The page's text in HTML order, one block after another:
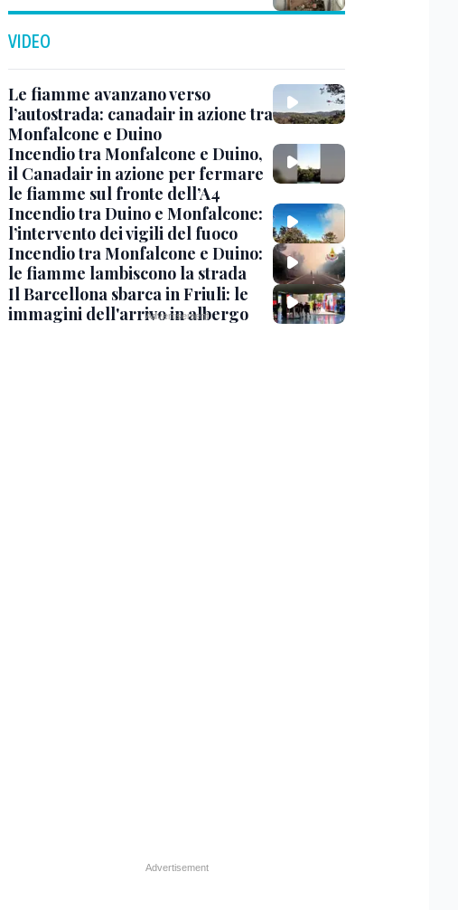
VIDEO
Le fiamme avanzano verso
l’autostrada: canadair in azione tra
Monfalcone e Duino
Incendio tra Monfalcone e Duino,
il Canadair in azione per fermare
le fiamme sul fronte dell’A4
Incendio tra Duino e Monfalcone:
l’intervento dei vigili del fuoco
Incendio tra Monfalcone e Duino:
le fiamme lambiscono la strada
Il Barcellona sbarca in Friuli: le
immagini dell'arrivo in albergo